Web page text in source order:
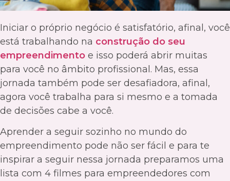
Iniciar o próprio negócio é satisfatório, afinal, você
está trabalhando na construção do seu
empreendimento e isso poderá abrir muitas
para você no âmbito profissional. Mas, essa
jornada também pode ser desafiadora, afinal,
agora você trabalha para si mesmo e a tomada
de decisões cabe a você.
Aprender a seguir sozinho no mundo do
empreendimento pode não ser fácil e para te
inspirar a seguir nessa jornada preparamos uma
lista com 4 filmes para empreendedores com